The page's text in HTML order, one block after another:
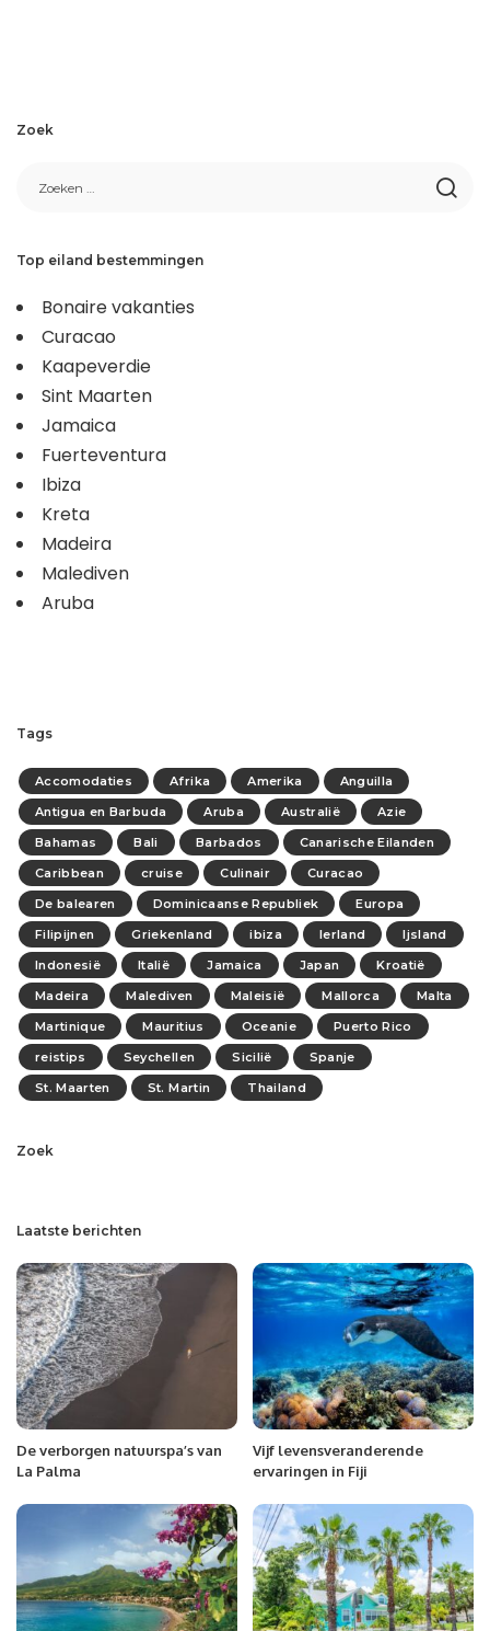
Zoek
Top eiland bestemmingen
Bonaire vakanties
Curacao
Kaapeverdie
Sint Maarten
Jamaica
Fuerteventura
Ibiza
Kreta
Madeira
Malediven
Aruba
Tags
Accomodaties Afrika Amerika
Anguilla
Antigua en Barbuda
Aruba Australië
Azie
Bahamas
Bali Barbados
Canarische Eilanden
Caribbean
cruise Culinair
Curacao
De balearen
Dominicaanse Republiek
Europa
Filipijnen
Griekenland ibiza Ierland
Ijsland
Indonesië
Italië Jamaica Japan
Kroatië
Madeira
Malediven Maleisië Mallorca
Malta
Martinique
Mauritius Oceanie
Puerto Rico
reistips
Seychellen Sicilië
Spanje
St. Maarten
St. Martin Thailand
Zoek
Laatste berichten
De verborgen natuurspa’s van
La Palma
Vijf levensveranderende
ervaringen in Fiji